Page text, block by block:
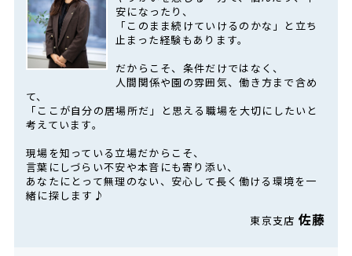
安になったり、
「このまま続けていけるのかな」と立ち
止まった経験もあります。
だからこそ、条件だけではなく、
人間関係や園の雰囲気、働き方まで含め
て、
「ここが自分の居場所だ」と思える職場を大切にしたいと
考えています。
現場を知っている立場だからこそ、
言葉にしづらい不安や本音にも寄り添い、
あなたにとって無理のない、安心して長く働ける環境を一
緒に探します♪
東京支店 佐藤